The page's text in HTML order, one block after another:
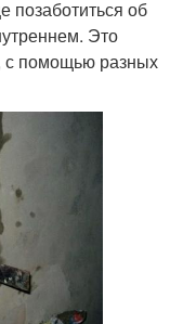
позаботиться об
Это
с помощью разных